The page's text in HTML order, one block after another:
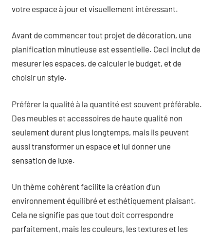
votre espace à jour et visuellement intéressant.
Avant de commencer tout projet de décoration, une
planification minutieuse est essentielle. Ceci inclut de
mesurer les espaces, de calculer le budget, et de
choisir un style.
Préférer la qualité à la quantité est souvent préférable.
Des meubles et accessoires de haute qualité non
seulement durent plus longtemps, mais ils peuvent
aussi transformer un espace et lui donner une
sensation de luxe.
Un thème cohérent facilite la création d’un
environnement équilibré et esthétiquement plaisant.
Cela ne signifie pas que tout doit correspondre
parfaitement, mais les couleurs, les textures et les